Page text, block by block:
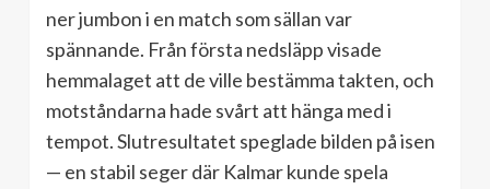
ner jumbon i en match som sällan var
spännande. Från första nedsläpp visade
hemmalaget att de ville bestämma takten, och
motståndarna hade svårt att hänga med i
tempot. Slutresultatet speglade bilden på isen
— en stabil seger där Kalmar kunde spela